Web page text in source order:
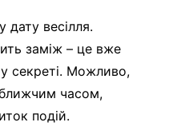
дату весілля.
заміж – це вже
секреті. Можливо,
часом,
подій.